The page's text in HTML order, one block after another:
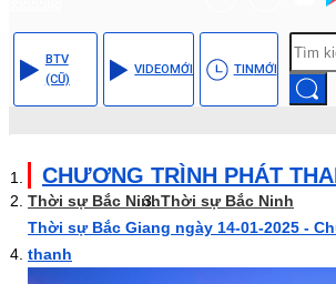
BTV
(CŨ)
VIDEOMỚI TINMỚI
CHƯƠNG TRÌNH PHÁT
Thời sự Bắc NinhThời sự Bắc Ninh
Thời sự Bắc Giang ngày 14-01-2025 -
thanh